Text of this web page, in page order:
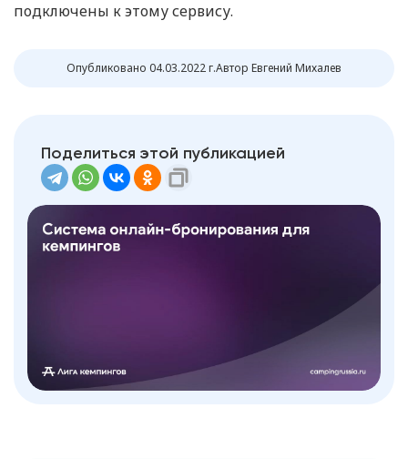
подключены к этому сервису.
Опубликовано 04.03.2022 г.Автор Евгений Михалев
Поделиться этой публикацией